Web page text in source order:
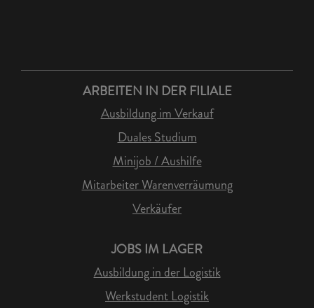
ARBEITEN IN DER FILIALE
Ausbildung im Verkauf
Duales Studium
Minijob / Aushilfe
Mitarbeiter Warenverräumung
Verkäufer
JOBS IM LAGER
Ausbildung in der Logistik
Werkstudent Logistik